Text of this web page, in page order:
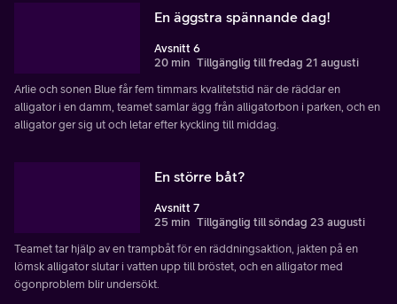
En äggstra spännande dag!
Avsnitt 6
20 min Tillgänglig till fredag 21 augusti
Arlie och sonen Blue får fem timmars kvalitetstid när de räddar en
alligator i en damm, teamet samlar ägg från alligatorbon i parken, och en
alligator ger sig ut och letar efter kyckling till middag.
En större båt?
Avsnitt 7
25 min Tillgänglig till söndag 23 augusti
Teamet tar hjälp av en trampbåt för en räddningsaktion, jakten på en
lömsk alligator slutar i vatten upp till bröstet, och en alligator med
ögonproblem blir undersökt.